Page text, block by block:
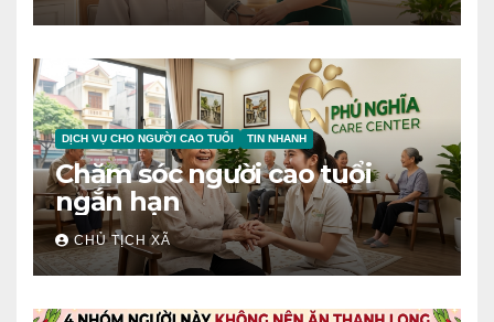
DỊCH VỤ CHO NGƯỜI CAO TUỔI TIN NHANH
Chăm sóc người cao tuổi
ngắn hạn
CHỦ TỊCH XÃ